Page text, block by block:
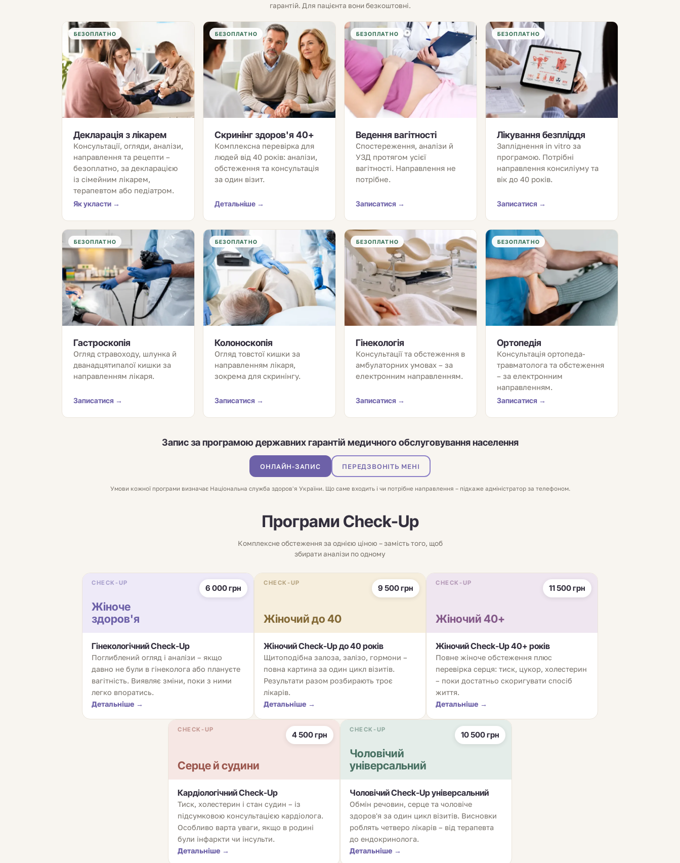
гарантій. Для пацієнта вони безкоштовні.
БЕЗОПЛАТНО
Декларація з лікарем
Консультації, огляди, аналізи,
направлення та рецепти –
безоплатно, за декларацією
із сімейним лікарем,
терапевтом або педіатром.
Як укласти →
БЕЗОПЛАТНО
Скринінг здоров'я 40+
Комплексна перевірка для
людей від 40 років: аналізи,
обстеження та консультація
за один візит.
Детальніше →
БЕЗОПЛАТНО
Ведення вагітності
Спостереження, аналізи й
УЗД протягом усієї
вагітності. Направлення не
потрібне.
Записатися →
БЕЗОПЛАТНО
Лікування безпліддя
Запліднення in vitro за
програмою. Потрібні
направлення консиліуму та
вік до 40 років.
Записатися →
БЕЗОПЛАТНО
Гастроскопія
Огляд стравоходу, шлунка й
дванадцятипалої кишки за
направленням лікаря.
Записатися →
БЕЗОПЛАТНО
Колоноскопія
Огляд товстої кишки за
направленням лікаря,
зокрема для скринінгу.
Записатися →
БЕЗОПЛАТНО
Гінекологія
Консультації та обстеження в
амбулаторних умовах – за
електронним направленням.
Записатися →
БЕЗОПЛАТНО
Ортопедія
Консультація ортопеда-
травматолога та обстеження
– за електронним
направленням.
Записатися →
Запис за програмою державних гарантій медичного обслуговування населення
ОНЛАЙН-ЗАПИС ПЕРЕДЗВОНІТЬ МЕНІ
Умови кожної програми визначає Національна служба здоров'я України. Що саме входить і чи потрібне направлення – підкаже адміністратор за телефоном.
Програми Check-Up
Комплексне обстеження за однією ціною – замість того, щоб
збирати аналізи по одному
CHECK-UP
6 000 грн
Жіноче
здоров'я
ГінекологічнийCheck-Up
Поглиблений огляд і аналізи – якщо
давно не були в гінеколога або плануєте
вагітність. Виявляє зміни, поки з ними
легко впоратись.
Детальніше →
CHECK-UP
9 500 грн
Жіночий до 40
ЖіночийCheck-Upдо 40 років
Щитоподібна залоза, залізо, гормони –
повна картина за один цикл візитів.
Результати разом розбирають троє
лікарів.
Детальніше →
CHECK-UP
11 500 грн
Жіночий 40+
ЖіночийCheck-Up40+ років
Повне жіноче обстеження плюс
перевірка серця: тиск, цукор, холестерин
– поки достатньо скоригувати спосіб
життя.
Детальніше →
CHECK-UP
4 500 грн
Серце й судини
КардіологічнийCheck-Up
Тиск, холестерин і стан судин – із
підсумковою консультацією кардіолога.
Особливо варта уваги, якщо в родині
були інфаркти чи інсульти.
Детальніше →
CHECK-UP
10 500 грн
Чоловічий
універсальний
ЧоловічийCheck-Upуніверсальний
Обмін речовин, серце та чоловіче
здоров'я за один цикл візитів. Висновки
роблять четверо лікарів – від терапевта
до ендокринолога.
Детальніше →